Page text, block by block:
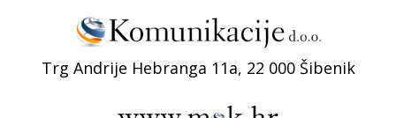
Trg Andrije Hebranga 11a, 22 000 Šibenik